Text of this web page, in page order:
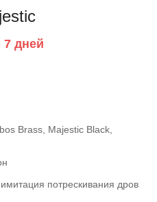
7 дней
Brass, Majestic Black,
потрескивания дров